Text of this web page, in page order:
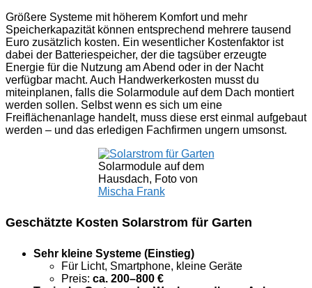
Größere Systeme mit höherem Komfort und mehr
Speicherkapazität können entsprechend mehrere tausend
Euro zusätzlich kosten. Ein wesentlicher Kostenfaktor ist
dabei der Batteriespeicher, der die tagsüber erzeugte
Energie für die Nutzung am Abend oder in der Nacht
verfügbar macht. Auch Handwerkerkosten musst du
miteinplanen, falls die Solarmodule auf dem Dach montiert
werden sollen. Selbst wenn es sich um eine
Freiflächenanlage handelt, muss diese erst einmal aufgebaut
werden – und das erledigen Fachfirmen ungern umsonst.
Solarmodule auf dem
Hausdach, Foto von
Mischa Frank
Geschätzte Kosten Solarstrom für Garten
Sehr kleine Systeme (Einstieg)
Für Licht, Smartphone, kleine Geräte
Preis: ca. 200–800 €